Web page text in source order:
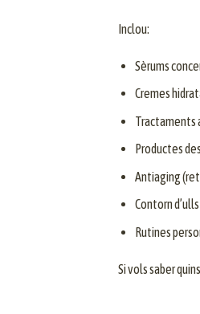
Inclou:
Sèrums
Cremes
Tractaments
Productes
Antiaging
Contorn d’ulls
Rutines
Si vols saber